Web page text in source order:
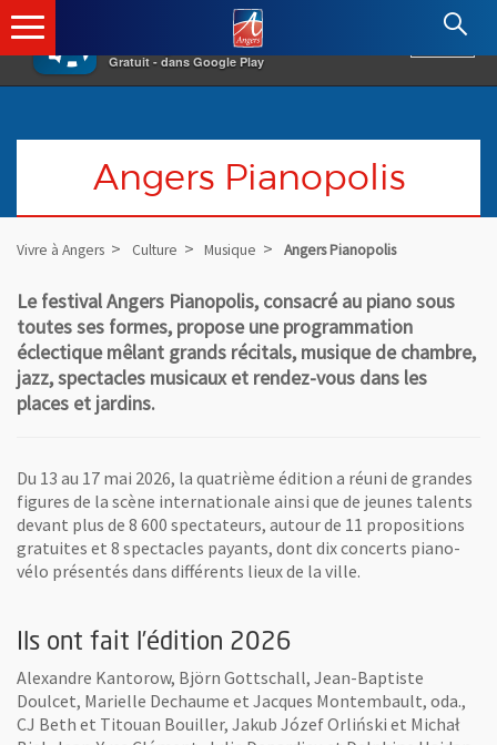
×
Gratuit - dans Google Play
Angers.fr : Retour à l'accueil
Angers Pianopolis
Vivre à Angers Culture Musique Angers Pianopolis
Le festival Angers Pianopolis, consacré au piano sous
toutes ses formes, propose une programmation
éclectique mêlant grands récitals, musique de chambre,
jazz, spectacles musicaux et rendez-vous dans les
places et jardins.
Du 13 au 17 mai 2026, la quatrième édition a réuni de grandes
figures de la scène internationale ainsi que de jeunes talents
devant plus de 8 600 spectateurs, autour de 11 propositions
gratuites et 8 spectacles payants, dont dix concerts piano-
vélo présentés dans différents lieux de la ville.
Ils ont fait l’édition 2026
Alexandre Kantorow, Björn Gottschall, Jean-Baptiste
Doulcet, Marielle Dechaume et Jacques Montembault, oda.,
CJ Beth et Titouan Bouiller, Jakub Józef Orliński et Michał